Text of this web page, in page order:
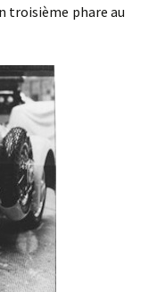
troisième phare au